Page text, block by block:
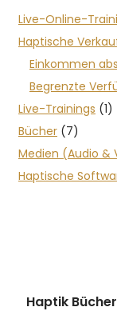
Live-Online-
Haptische
Einkommen
Begrenzte
Live-Trainings (1)
Bücher (7)
Medien (Audio &
Haptische
Haptik Bücher